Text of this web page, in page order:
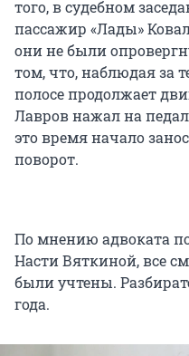
того, в судебном
пассажир «Лады»
они не были
том, что, наблюдая за
полосе продолжает
Лавров нажал на
это время начало
поворот.
По мнению адвоката
Насти Вяткиной, все
были учтены.
года.